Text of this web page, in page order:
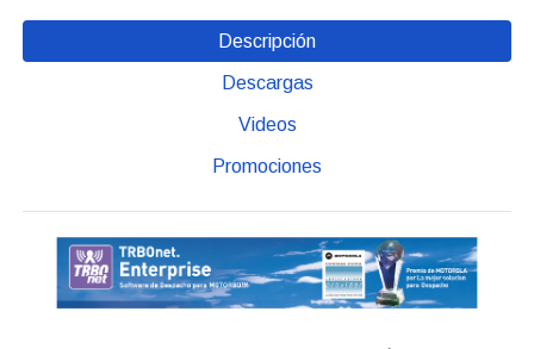
Descripción
Descargas
Videos
Promociones